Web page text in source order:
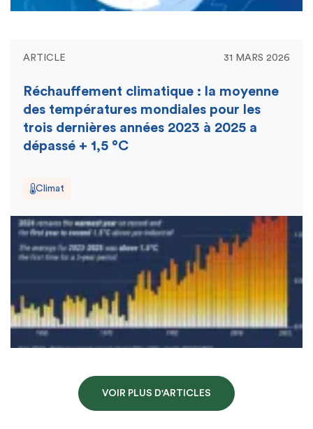
ARTICLE 31 MARS 2026
Réchauffement climatique : la moyenne
des températures mondiales pour les
trois dernières années 2023 à 2025 a
dépassé + 1,5 °C
Climat
VOIR PLUS D'ARTICLES